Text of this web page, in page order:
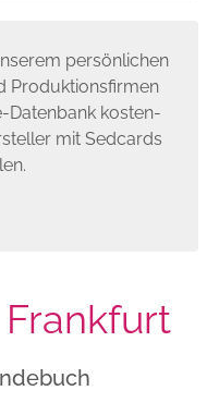
persönlichen
Produktions­firmen
Datenbank kosten­
mit Sedcards